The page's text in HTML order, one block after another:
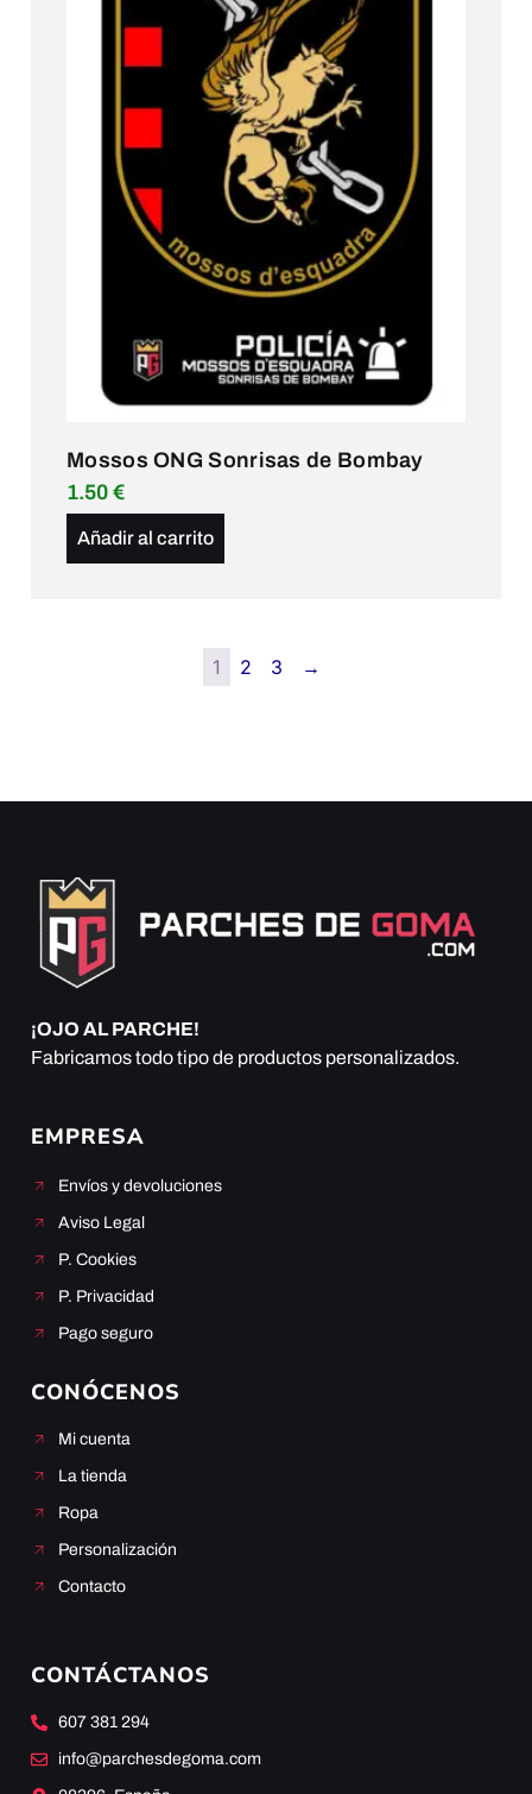
Mossos ONG Sonrisas de Bombay
1.50 €
Añadir al carrito
1 2 3 →
¡OJO AL PARCHE!
Fabricamos todo tipo de productos personalizados.
EMPRESA
Envíos y devoluciones
Aviso Legal
P. Cookies
P. Privacidad
Pago seguro
CONÓCENOS
Mi cuenta
La tienda
Ropa
Personalización
Contacto
CONTÁCTANOS
607 381 294
info@parchesdegoma.com